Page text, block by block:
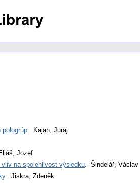
pologrúp. Kajan, Juraj
Jozef
na spolehlivost výsledku. Šindelář, Václav
. Jiskra, Zdeněk